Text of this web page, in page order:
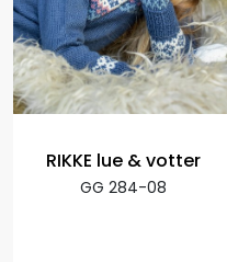
RIKKE lue & votter
GG 284-08